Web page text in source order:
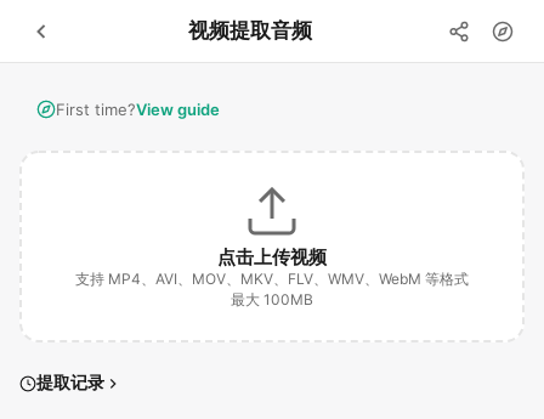
视频提取音频
First time?View guide
点击上传视频
支持 MP4、AVI、MOV、MKV、FLV、WMV、WebM 等格式
最大 100MB
提取记录